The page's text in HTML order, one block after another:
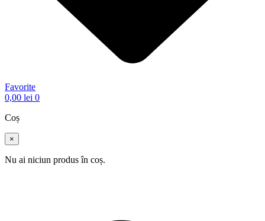
Favorite
0,00 lei 0
Coș
×
Nu ai niciun produs în coș.